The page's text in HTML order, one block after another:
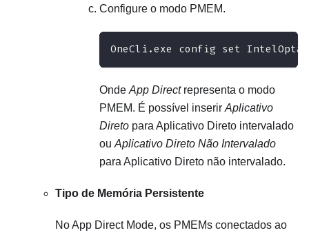
Configure o modo PMEM.
OneCli.exe config set
Onde App Directrepresenta o modo
PMEM. É possível inserir Aplicativo
Direto para Aplicativo Direto intervalado
ou Aplicativo Direto Não Intervalado
para Aplicativo Direto não intervalado.
Tipo de Memória Persistente
No App Direct Mode, os PMEMs conectados ao